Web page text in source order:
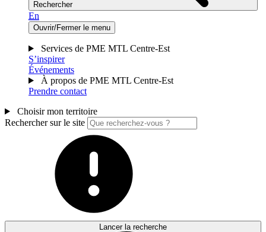
Rechercher
En
Ouvrir/Fermer le menu
Services de PME MTL Centre-Est
S’inspirer
Événements
À propos de PME MTL Centre-Est
Prendre contact
Choisir mon territoire
Rechercher sur le site
Lancer la recherche